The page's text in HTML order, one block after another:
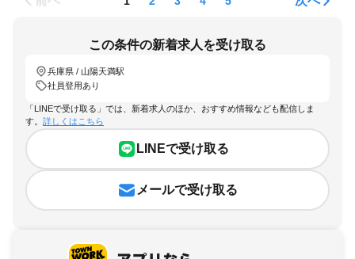
この条件の新着求人を受け取る
兵庫県 / 山陽天満駅
社員登用あり
「LINEで受け取る」では、新着求人のほか、おすすめ情報なども配信しま
す。 詳しくはこちら
LINEで受け取る
メールで受け取る